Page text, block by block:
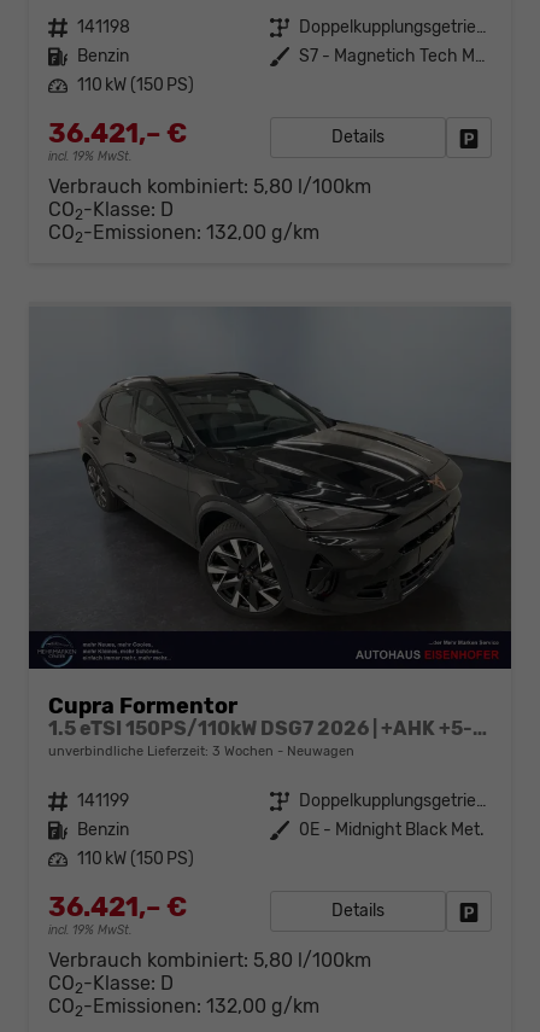
Fahrzeugnr. 141198 Getriebe
Doppelkupplungsgetriebe (DSG)
Kraftstoff Benzin Außenfarbe
S7 - Magnetich Tech Met.
Leistung 110 kW (150 PS)
36.421,– €
incl. 19% MwSt.
Details
Verbrauch kombiniert: 5,80 l/100km
CO2-Klasse: D
CO2-Emissionen: 132,00 g/km
Cupra Formentor
1.5 eTSI 150PS/110kW DSG7 2026 | +AHK +5-Jahre Erw. Garantie +NAVI +UPGRADE-Paket
unverbindliche Lieferzeit: 3 Wochen Neuwagen
Fahrzeugnr. 141199 Getriebe
Doppelkupplungsgetriebe (DSG)
Kraftstoff Benzin Außenfarbe 0E - Midnight Black Met.
Leistung 110 kW (150 PS)
36.421,– €
incl. 19% MwSt.
Details
Verbrauch kombiniert: 5,80 l/100km
CO2-Klasse: D
CO2-Emissionen: 132,00 g/km